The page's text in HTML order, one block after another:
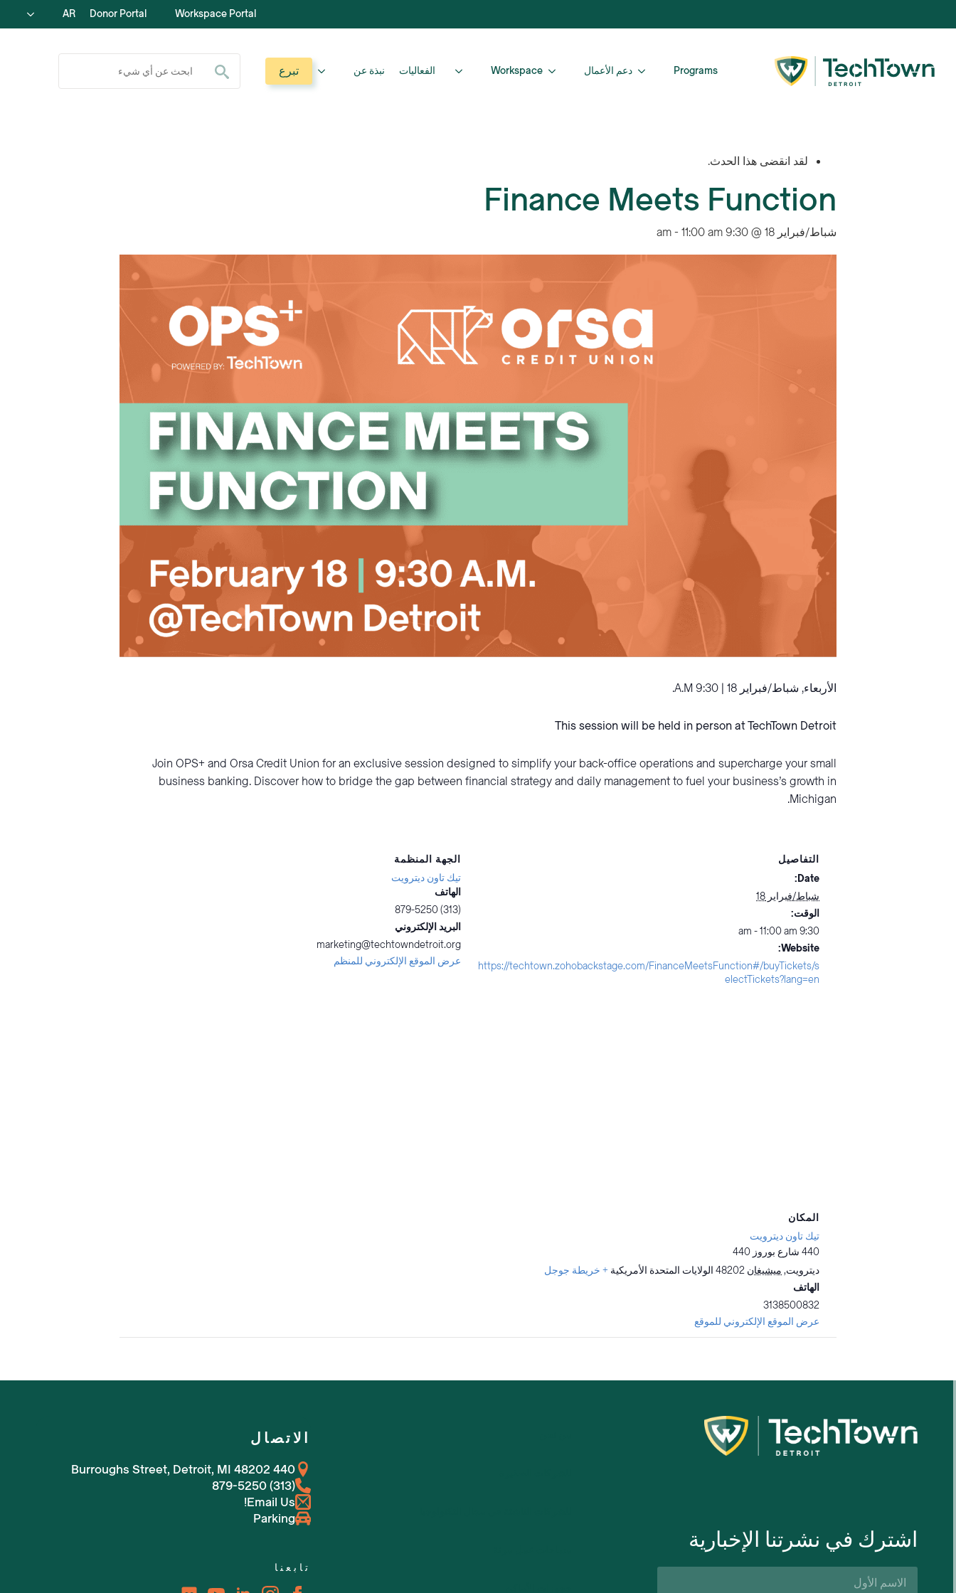
Workspace Portal
Donor Portal
AR
Programs دعم الأعمال Workspace الفعاليات نبذة عن تبرع
ابحث عن:
لقد انقضى هذا الحدث.
Finance Meets Function
شباط/فبراير 18 @ 9:30 am - 11:00 am
الأربعاء, شباط/فبراير 18 | 9:30 A.M.
This session will be held in person at TechTown Detroit
Join OPS+ and Orsa Credit Union for an exclusive session designed to simplify your back-office operations and supercharge your small
business banking. Discover how to bridge the gap between financial strategy and daily management to fuel your business’s growth in
Michigan.
التفاصيل
Date:
شباط/فبراير 18
الوقت:
9:30 am - 11:00 am
Website:
https://techtown.zohobackstage.com/FinanceMeetsFunction#/buyTickets/s
electTickets?lang=en
الجهة المنظمة
تيك تاون ديترويت
الهاتف
(313) 879-5250
البريد الإلكتروني
marketing@techtowndetroit.org
عرض الموقع الإلكتروني للمنظم
المكان
تيك تاون ديترويت
440 شارع بوروز 440
ديترويت, ميشيغان 48202 الولايات المتحدة الأمريكية + خريطة جوجل
الهاتف
3138500832
عرض الموقع الإلكتروني للموقع
اشترك في نشرتنا الإخبارية
الاسم
الأول*
الاتصال
440 Burroughs Street, Detroit, MI 48202
(313) 879-5250
Email Us!
Parking
تابعنا